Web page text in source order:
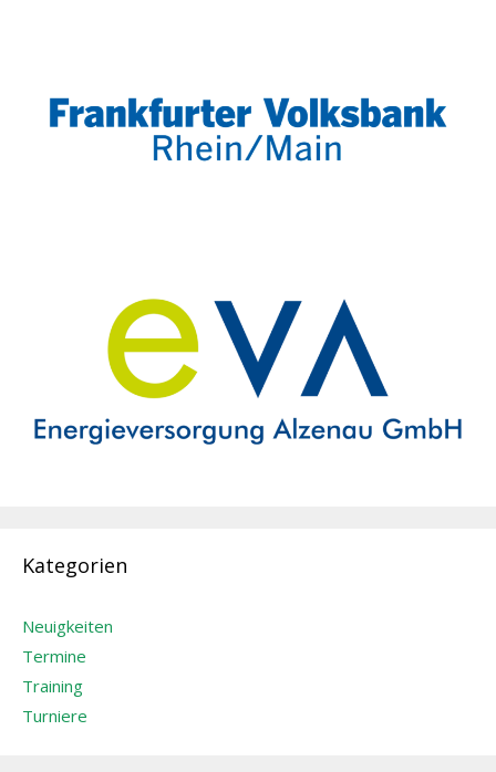
Kategorien
Neuigkeiten
Termine
Training
Turniere